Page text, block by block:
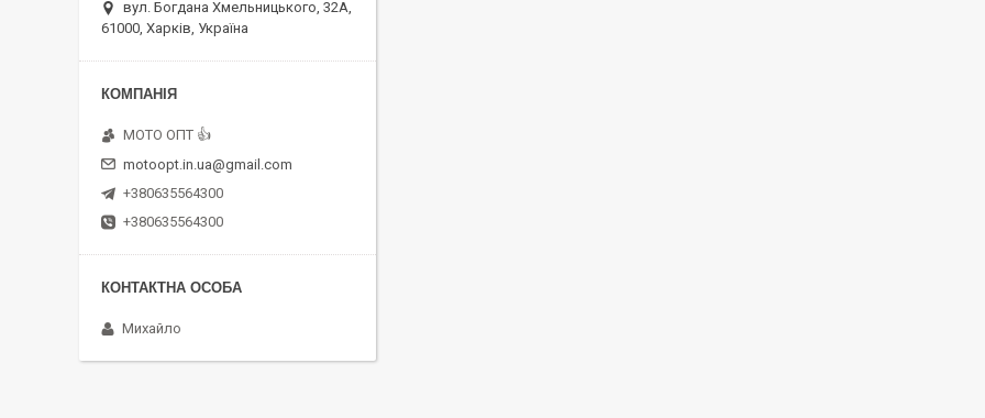
вул. Богдана Хмельницького, 32А,
61000, Харків, Україна
MOTO OПT 👍
motoopt.in.ua@gmail.com
+380635564300
+380635564300
Михайло